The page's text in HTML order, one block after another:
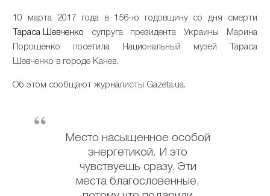
10 марта 2017 года в 156-ю годовщину со дня смерти
Тараса Шевченко супруга президента Украины Марина
Порошенко посетила Национальный музей Тараса
Шевченко в городе Канев.
Об этом сообщают журналисты Gazeta.ua.
Место насыщенное особой
энергетикой. И это
чувствуешь сразу. Эти
места благословенные,